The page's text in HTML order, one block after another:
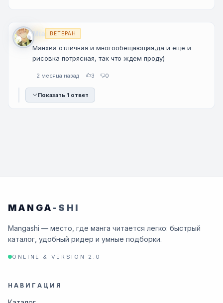
Mia ВЕТЕРАН
Манхва отличная и многообещающая,да и еще и
рисовка потрясная, так что ждем проду)
2 месяца назад 3 0
Показать 1 ответ
MANGA -SHI
Mangashi — место, где манга читается легко: быстрый
каталог, удобный ридер и умные подборки.
ONLINE & VERSION 2.0
НАВИГАЦИЯ